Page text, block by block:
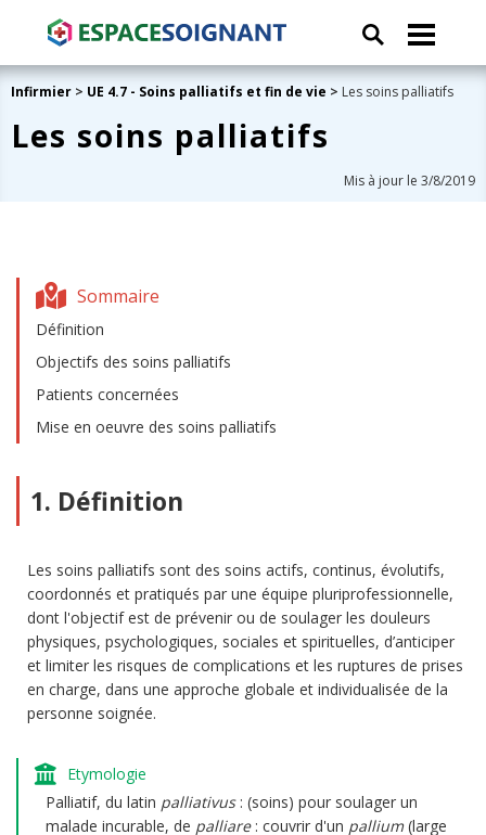
Infirmier > UE 4.7 - Soins palliatifs et fin de vie > Les soins palliatifs
Les soins palliatifs
Mis à jour le 3/8/2019
Sommaire
Définition
Objectifs des soins palliatifs
Patients concernées
Mise en oeuvre des soins palliatifs
1. Définition
Les soins palliatifs sont des soins actifs, continus, évolutifs,
coordonnés et pratiqués par une équipe pluriprofessionnelle,
dont l'objectif est de prévenir ou de soulager les douleurs
physiques, psychologiques, sociales et spirituelles, d’anticiper
et limiter les risques de complications et les ruptures de prises
en charge, dans une approche globale et individualisée de la
personne soignée.
Etymologie
Palliatif, du latin palliativus: (soins) pour soulager un
malade incurable, de palliare: couvrir d'un pallium(large